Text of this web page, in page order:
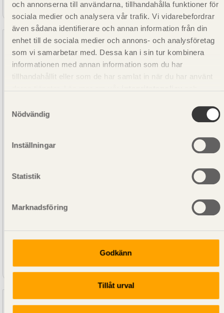
och annonserna till användarna, tillhandahålla funktioner för
sociala medier och analysera vår trafik. Vi vidarebefordrar
även sådana identifierare och annan information från din
enhet till de sociala medier och annons- och analysföretag
som vi samarbetar med. Dessa kan i sin tur kombinera
informationen med annan information som du har
tillhandahållit eller som de har samlat in när du har använt
Nödvändig
Inställningar
Statistik
Marknadsföring
Godkänn
Tillåt urval